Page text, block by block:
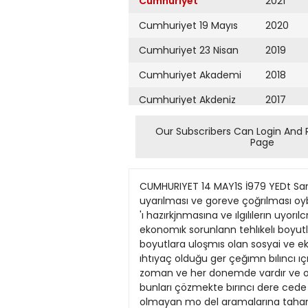
Cumhuriyet 19 Mayıs
Cumhuriyet 23 Nisan
Cumhuriyet Akademi
Cumhuriyet Akdeniz
Cumhuriyet Alışveriş
Cumhuriyet Ankara
Cumhuriyet Büyük
Taaruz
Cumhuriyet
Cumartesi
Cumhuriyet Çevre
2020
2019
2018
2017
2016
2015
2013
2012
2011
2010
2009
Our Subscribers Can Login And
Page
CUMHURIYET 14 MAY1S İ979 YEDt Sanayi Odaları (Başlorufı 1 Sayfada) « n istenerek başta Cumhurbaşkanı olmak uzere lum ılgılılerını uyarılması ve goreve çoğrılması oybırlığl ıle kabul edılmıştır Genel Kurul, cal.şmalarmı gec saatlere aek surdurmuş ve bır sayfalık bır bıld 'ı hazırkjnmasına ve ılgılılerın uyorılcnasına karar vermıştır Daha sonra kaleme alınan bıldırı oybırltğı ıle kabul edılmıştır Bıldırıde sosyai ve ekonomık sorunlann tehlıkelı boyutlaro ulaştığı belırtılmekte ve şöyle denılmektedır: «Ülkemızin bugün çınde bu lunduğu tehliKelı boyutlara uloşmıs olan sosyai ve ekonomık sorunlor karşısında tum özei seklör mensupıarının bır lik ve beraberlığine durden daha fazla ıhtıyaç olduğu ger çeğımn bılıncı ıçmde bu toplantı rnuş^'e* da/onsTamızın bir gereğl ve sembolu olorok telakkı edılmiştir. Sorunlor her zoman ve her donemde vardır ve olacaktır Ancok bugun bu sorunların boyutlorı, cıddıyetı ve zamanin offetmıyen etkısi karş sında bunları çözmekte bırıncı dere cede sorumlu olanların hato yapmalarıno ve serbest pıya sa ekonomısı kurallarını yok •dıcl gerçekci olmayan mo del aramalarına tahammülu yoktur. Büyük Ataturk'un Ttoya koy duğu karma ekonomi prens p ve ilkelerinden saptırılarak, A nayaso kurallan dışında hür toşebbusü yok odec^k yönde uygulamalara gıdıldlğlnl üzülerek gormekteyız lcıne düştüğumuz ekonomlk sıkıntının en onemiı neaenl de budur. Devletın sıyasal sosyal ve ekcnorrtık ozeliıgını belgeleyer tum yosalara bcç^a dıran ge nellıkle yasa d şı e, emler, ma alesef stkmtılarımızın blr dl gennı oıuştırmaktcc!ır Bu yat lış gıd ş *e davetı tahrıbeder tutum duzeltllmedığı takdırde gelecek yıkınlınm suciusu şup hesız guven. huzur ve istıkra; ozlemı ıcinde bulunan hür te şebbus olmayacaktır.. Buturt bu sonuciarın temelin de yatan. bugün ulke yönetı minln blr buhran içınde oldu ğu gerçeğı karşısında hür de mokratık porlamenter sısterr ıcinde, ön yargılardan arın mış yopıcı, olumli) ve ger çekçi blr zıhnıyetın Oîke yöne tımine hakım olması ıçın, baş ta sayın Cumhurbaşkonı ol mak üzere tüm llgı ılerı uyarı yor ve göre/e davet edıyoruz.» (Baştarafı 1 Soyfada) mok uzere 6 kışı /aralanm ştır Mıtıng öncesı Sarayköy'den geçen ve MHP I lerı taşı>an 3 otobus taşlanmış bu olayda da 6 k şının yara'andığı bıldı rılmıştır Turkeş m tmgîekı konuşma sında c'kt dcrı umut değıl. ka ra bır bulut clarak» n telendir mış, fhukumeta kendı uyelerı nın ve CHPIı mılletvekıilerinin dohı güveniermin kalmadığın» one surmüştur. Mıt.ngın dağılışından yakla şık b r saat sonra top'antıyo katılan gösterıcıler, kentin so kaklarıra dag larak hukurret aleyhırde slogan almışlardır Bu arada saat 17 30 sıra arın da, MHP d